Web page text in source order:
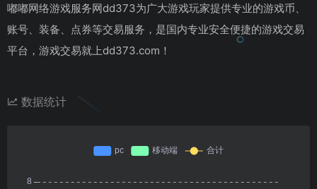
嘟嘟网络游戏服务网dd373为广大游戏玩家提供专业的游戏币、
账号、装备、点券等交易服务，是国内专业安全便捷的游戏交易
平台，游戏交易就上dd373.com！
数据统计